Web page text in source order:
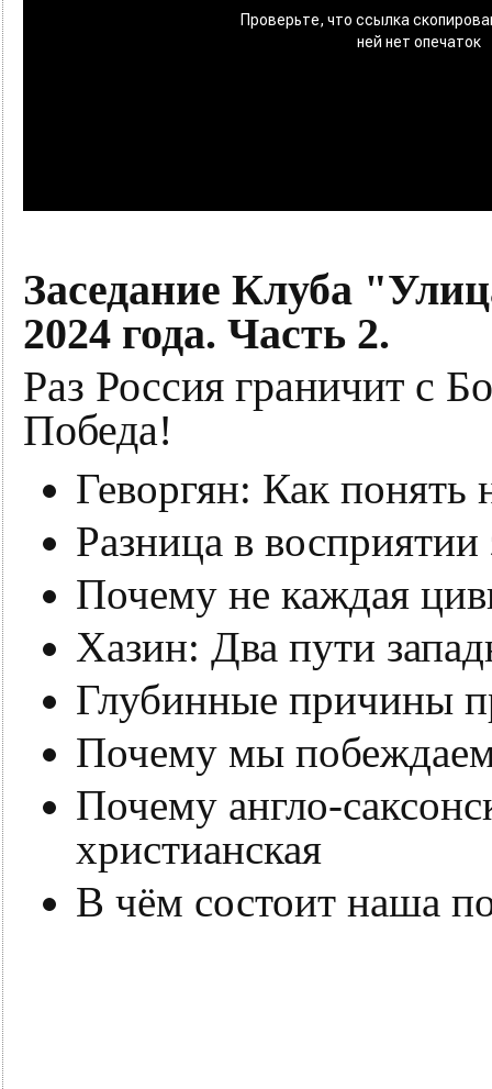
Заседание Клуба
2024 года. Часть 2.
Раз Россия граничит с
Победа!
Геворгян: Как понять
Разница в
Почему не каждая
Хазин: Два пути
Глубинные причины
Почему мы
Почему англо-
христианская
В чём состоит наша